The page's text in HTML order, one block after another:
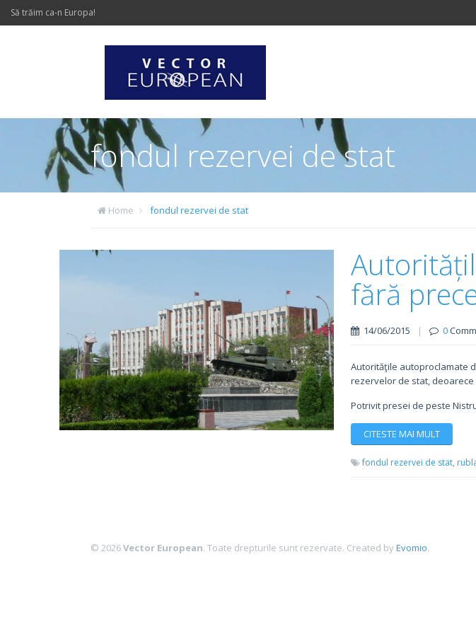
Să trăim ca-n Europa!
fondul rezervei de stat
Home fondul rezervei de stat
fără
14/06/2015 | 0
Autorităţile autoproclamate
rezervelor de stat,
Potrivit presei de peste
CITESTE MAI MULT
fondul rezervei de stat,
© 2026Vector European. Toate drepturile sunt rezervate. Created byEvomio.